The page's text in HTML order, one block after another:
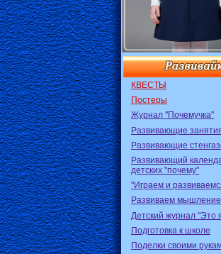
КВЕСТЫ
Постеры
Журнал "Почемучка"
Развивающие
Развивающие
Развивающий
детских "почему"
"Играем и
Развиваем мышление
Детский журнал "Это
Подготовка к школе
Поделки своими